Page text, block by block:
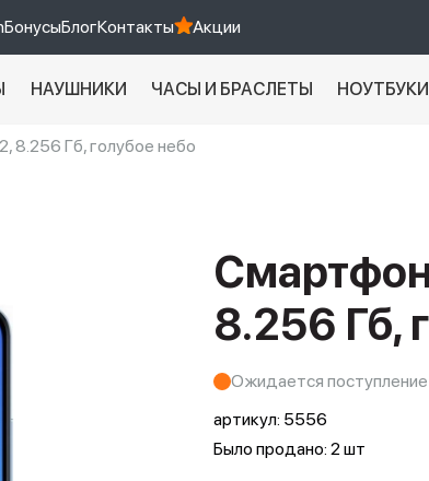
БонусыБлогКонтакты Акции
НАУШНИКИ ЧАСЫ И БРАСЛЕТЫ НОУТБУКИ
8.256 Гб, голубое небо
8.256 Гб,
Ожидается поступление
артикул: 5556
Было продано: 2 шт